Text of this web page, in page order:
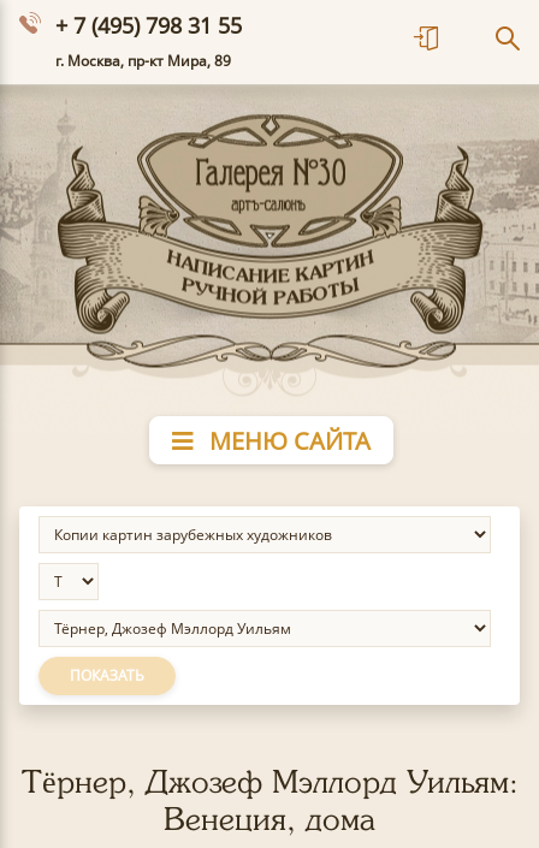
+ 7 (495) 798 31 55
г. Москва, пр-кт Мира, 89
МЕНЮ САЙТА
ПОКАЗАТЬ
Тёрнер, Джозеф Мэллорд Уильям:
Венеция, дома